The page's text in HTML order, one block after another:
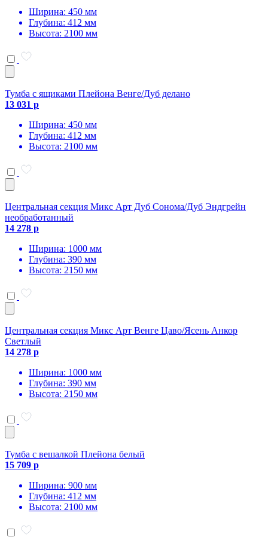
Ширина: 450 мм
Глубина: 412 мм
Высота: 2100 мм
Тумба с ящиками Плейона Венге/Дуб делано
13 031 р
Ширина: 450 мм
Глубина: 412 мм
Высота: 2100 мм
Центральная секция Микс Арт Дуб Сонома/Дуб Эндгрейн
необработанный
14 278 р
Ширина: 1000 мм
Глубина: 390 мм
Высота: 2150 мм
Центральная секция Микс Арт Венге Цаво/Ясень Анкор
Светлый
14 278 р
Ширина: 1000 мм
Глубина: 390 мм
Высота: 2150 мм
Тумба с вешалкой Плейона белый
15 709 р
Ширина: 900 мм
Глубина: 412 мм
Высота: 2100 мм